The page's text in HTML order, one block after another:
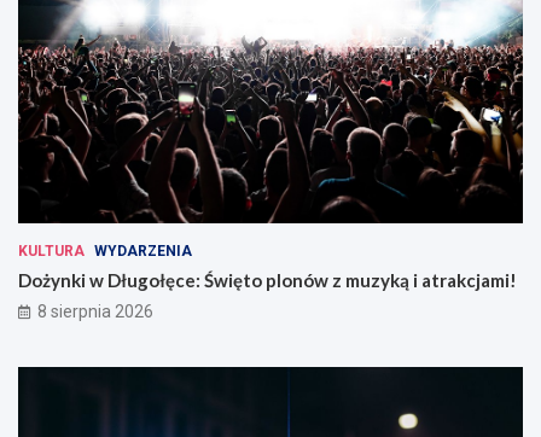
KULTURA WYDARZENIA
Dożynki w Długołęce: Święto plonów z muzyką i atrakcjami!
8 sierpnia 2026